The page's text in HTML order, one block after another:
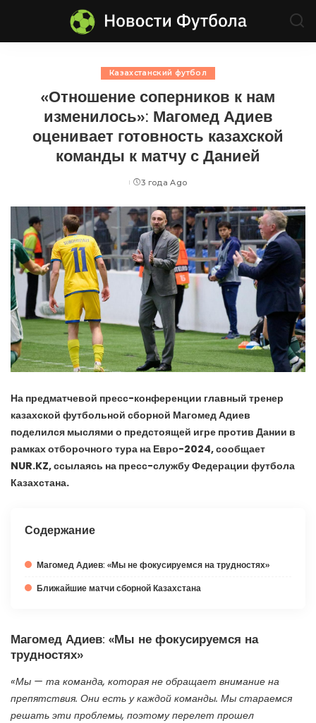
Казахстанский футбол
«Отношение соперников к нам
изменилось»: Магомед Адиев
оценивает готовность казахской
команды к матчу с Данией
Posted
3 года Ago
На предматчевой пресс-конференции главный тренер
казахской футбольной сборной Магомед Адиев
поделился мыслями о предстоящей игре против Дании в
рамках отборочного тура на Евро-2024, сообщает
NUR.KZ, ссылаясь на пресс-службу Федерации футбола
Казахстана.
Содержание
Магомед Адиев: «Мы не фокусируемся на трудностях»
Ближайшие матчи сборной Казахстана
Магомед Адиев: «Мы не фокусируемся на
трудностях»
«Мы — та команда, которая не обращает внимание на
препятствия. Они есть у каждой команды. Мы стараемся
решать эти проблемы, поэтому перелет прошел